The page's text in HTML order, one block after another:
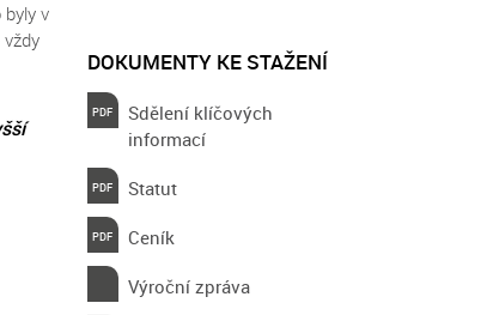
v
DOKUMENTY KE STAŽENÍ
Sdělení klíčových
informací
Statut
Ceník
Výroční zpráva